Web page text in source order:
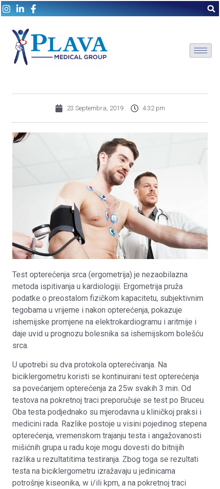
23 Septembra, 2019 4:32 pm
Test opterećenja srca (ergometrija) je nezaobilazna
metoda ispitivanja u kardiologiji. Ergometrija pruža
podatke o preostalom fizičkom kapacitetu, subjektivnim
tegobama u vrijeme i nakon opterećenja, pokazuje
ishemijske promjene na elektrokardiogramu i aritmije i
daje uvid u prognozu bolesnika sa ishemijskom bolešću
srca.
U upotrebi su dva protokola opterećivanja. Na
biciklergometru koristi se kontinuirani test opterećenja
sa povećanjem opterećenja za 25w svakih 3 min. Od
testova na pokretnoj traci preporučuje se test po Bruceu.
Oba testa podjednako su mjerodavna u kliničkoj praksi i
medicini rada. Razlike postoje u visini pojedinog stepena
opterećenja, vremenskom trajanju testa i angažovanosti
mišićnih grupa u radu koje mogu dovesti do bitnijih
razlika u rezultatitima testiranja. Zbog toga se rezultati
testa na biciklergometru izražavaju u jedinicama
potrošnje kiseonika, w i/ili kpm, a na pokretnoj traci